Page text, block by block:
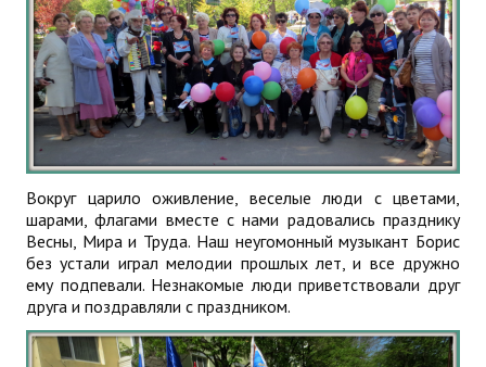
Противодействие коррупции
В ПОМОЩЬ УЧИТЕЛЮ
Организация УВП
ГИА
Карта ГИА РК
Советуем прочитать
Готовимся к новому учебному году 2026-2027
ДПО
Вокруг царило оживление, веселые люди с цветами,
шарами, флагами вместе с нами радовались празднику
Весны, Мира и Труда. Наш неугомонный музыкант Борис
без устали играл мелодии прошлых лет, и все дружно
ему подпевали. Незнакомые люди приветствовали друг
друга и поздравляли с праздником.